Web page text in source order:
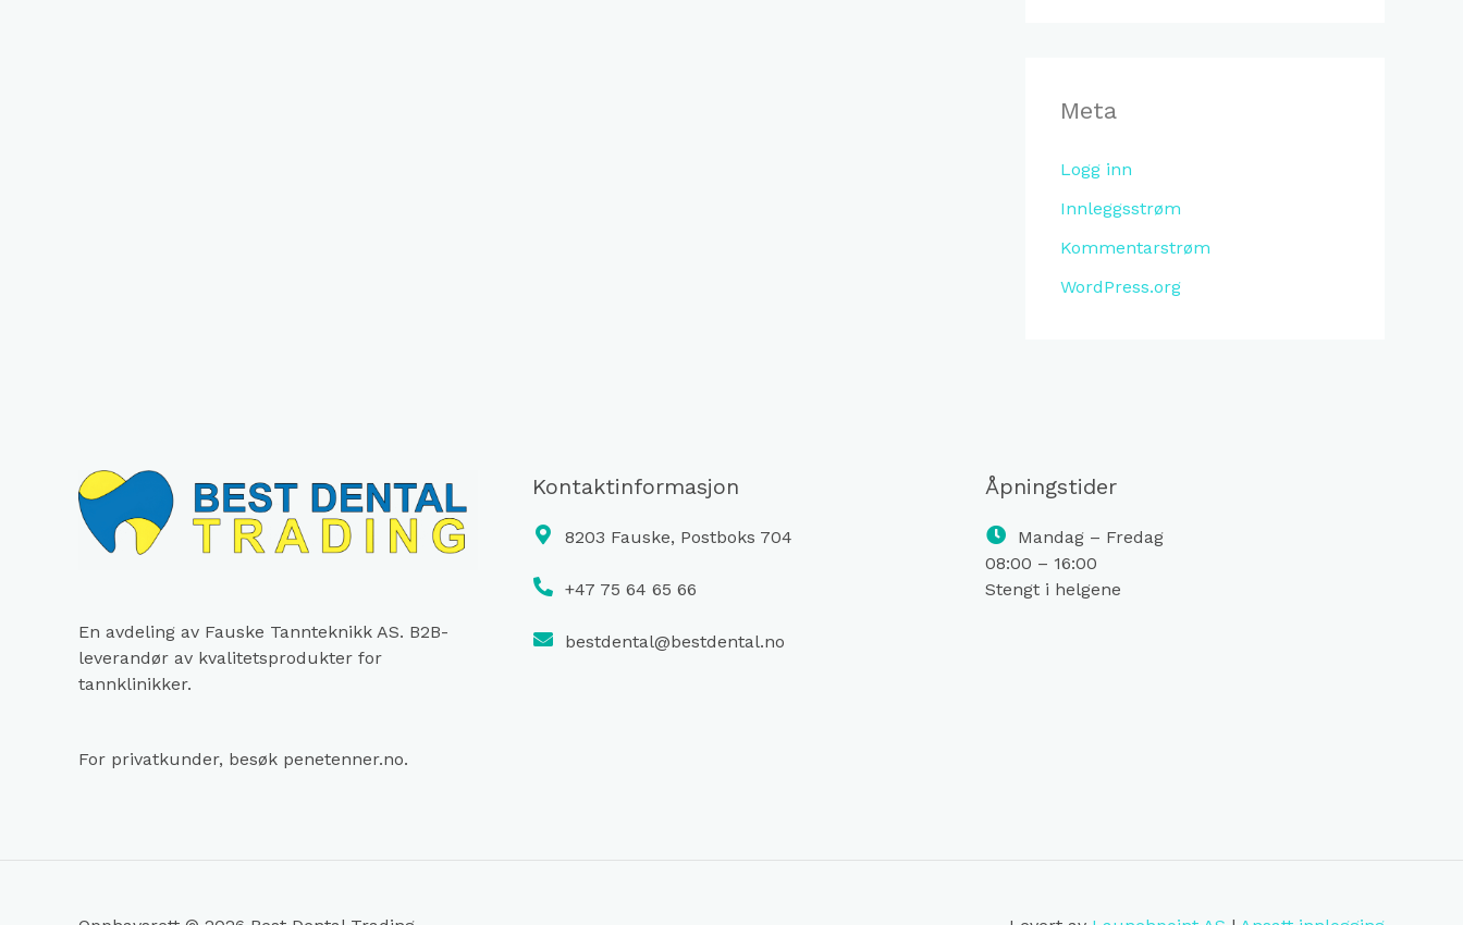
Meta
Logg inn
Innleggsstrøm
Kommentarstrøm
WordPress.org
En avdeling av Fauske Tannteknikk AS. B2B-
leverandør av kvalitetsprodukter for
tannklinikker.
For privatkunder, besøk penetenner.no.
Kontaktinformasjon
8203 Fauske, Postboks 704
+47 75 64 65 66
bestdental@bestdental.no
Åpningstider
Mandag – Fredag
08:00 – 16:00
Stengt i helgene